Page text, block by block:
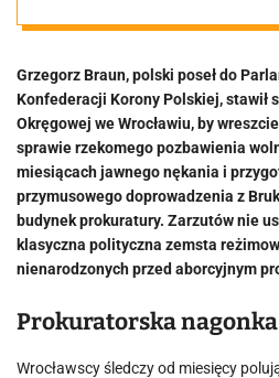
w
Nie
zarzutów
Grzegorz Braun, polski poseł do
Konfederacji Korony Polskiej, stawił
Okręgowej we Wrocławiu, by
sprawie rzekomego pozbawienia
miesiącach jawnego nękania i
przymusowego doprowadzenia z
budynek prokuratury. Zarzutów nie
klasyczna polityczna zemsta
nienarodzonych przed aborcyjnym
Prokuratorska
Wrocławscy śledczy od miesięcy